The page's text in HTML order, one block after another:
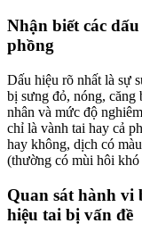
Nhận biết các
phồng
Dấu hiệu rõ nhất là sự
bị sưng đỏ, nóng, căng
nhân và mức độ
chỉ là vành tai hay cả
hay không, dịch có
(thường có mùi hôi khó
Quan sát hành vi
hiệu tai bị vấn đề